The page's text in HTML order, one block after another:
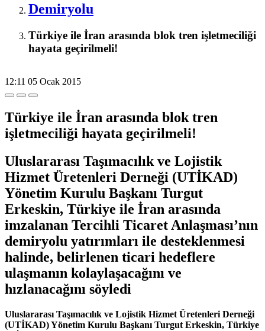
Demiryolu
Türkiye ile İran arasında blok tren işletmeciliği
hayata geçirilmeli!
12:11 05 Ocak 2015
Türkiye ile İran arasında blok tren
işletmeciliği hayata geçirilmeli!
Uluslararası Taşımacılık ve Lojistik
Hizmet Üretenleri Derneği (UTİKAD)
Yönetim Kurulu Başkanı Turgut
Erkeskin, Türkiye ile İran arasında
imzalanan Tercihli Ticaret Anlaşması’nın
demiryolu yatırımları ile desteklenmesi
halinde, belirlenen ticari hedeflere
ulaşmanın kolaylaşacağını ve
hızlanacağını söyledi
Uluslararası Taşımacılık ve Lojistik Hizmet Üretenleri Derneği
(UTİKAD) Yönetim Kurulu Başkanı Turgut Erkeskin, Türkiye